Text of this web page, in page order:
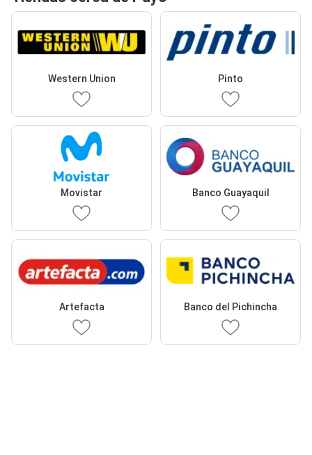
Western Union Pinto
Movistar Banco Guayaquil
Artefacta Banco del Pichincha